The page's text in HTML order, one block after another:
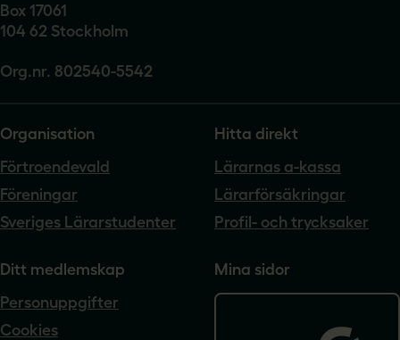
Box 17061
104 62 Stockholm
Org.nr. 802540-5542
Organisation
Förtroendevald
Föreningar
Sveriges Lärarstudenter
Hitta direkt
Lärarnas a-kassa
Lärarförsäkringar
Profil- och trycksaker
Ditt medlemskap
Personuppgifter
Cookies
Mina sidor